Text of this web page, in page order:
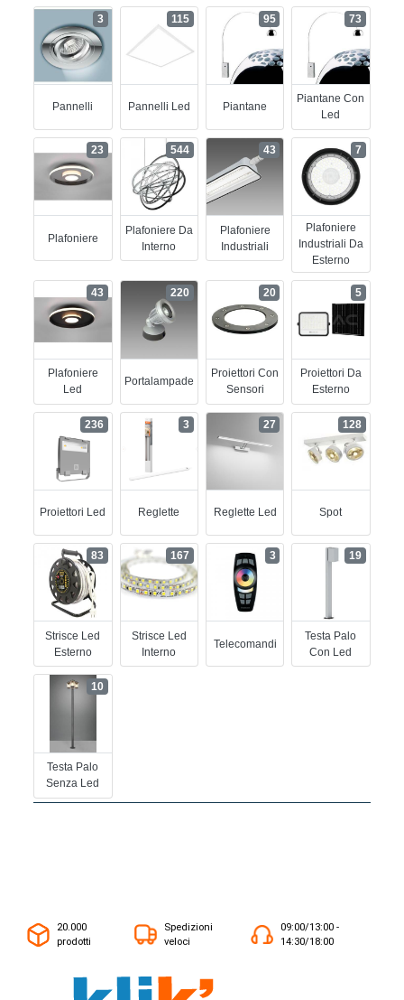
Pannelli
3
Pannelli Led
115
Piantane
95
Piantane Con
Led
73
Plafoniere
23
Plafoniere Da
Interno
544
Plafoniere
Industriali
43
Plafoniere
Industriali Da
Esterno
7
Plafoniere
Led
43
Portalampade
220
Proiettori Con
Sensori
20
Proiettori Da
Esterno
5
Proiettori Led
236
Reglette
3
Reglette Led
27
Spot
128
Strisce Led
Esterno
83
Strisce Led
Interno
167
Telecomandi
3
Testa Palo
Con Led
19
Testa Palo
Senza Led
10
20.000
prodotti
Spedizioni
veloci
09:00/13:00 -
14:30/18:00